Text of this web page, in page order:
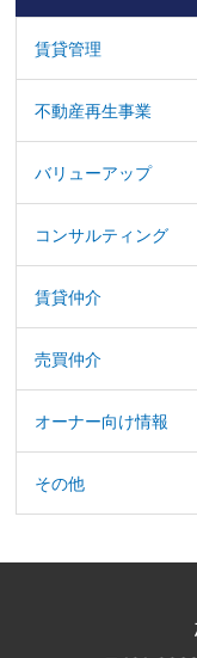
賃貸管理
不動産再生事業
バリューアップ
コンサルティング
賃貸仲介
売買仲介
オーナー向け情報
その他